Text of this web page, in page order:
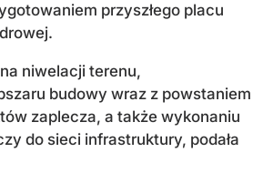
przyszłego placu
niwelacji terenu,
budowy wraz z powstaniem
zaplecza, a także wykonaniu
do sieci infrastruktury, podała